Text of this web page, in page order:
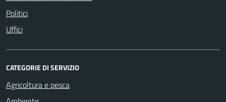
Politici
Uffici
CATEGORIE DI SERVIZIO
Agricoltura e pesca